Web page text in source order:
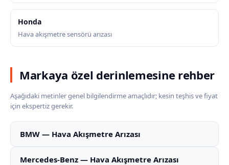
Honda
Hava akışmetre sensörü arızası
Markaya özel derinlemesine rehber
Aşağıdaki metinler genel bilgilendirme amaçlıdır; kesin teşhis ve fiyat
için ekspertiz gerekir.
BMW — Hava Akışmetre Arızası
Mercedes-Benz — Hava Akışmetre Arızası